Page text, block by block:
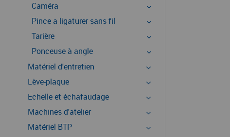
Caméra
Pince a ligaturer sans fil
Tarière
Ponceuse à angle
Matériel d'entretien
Lève-plaque
Echelle et échafaudage
Machines d'atelier
Matériel BTP